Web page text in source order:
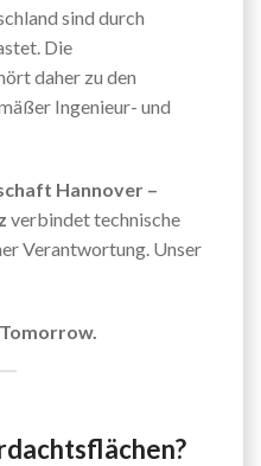
sind durch
Die
daher zu den
Ingenieur- und
Hannover –
verbindet technische
Verantwortung. Unser